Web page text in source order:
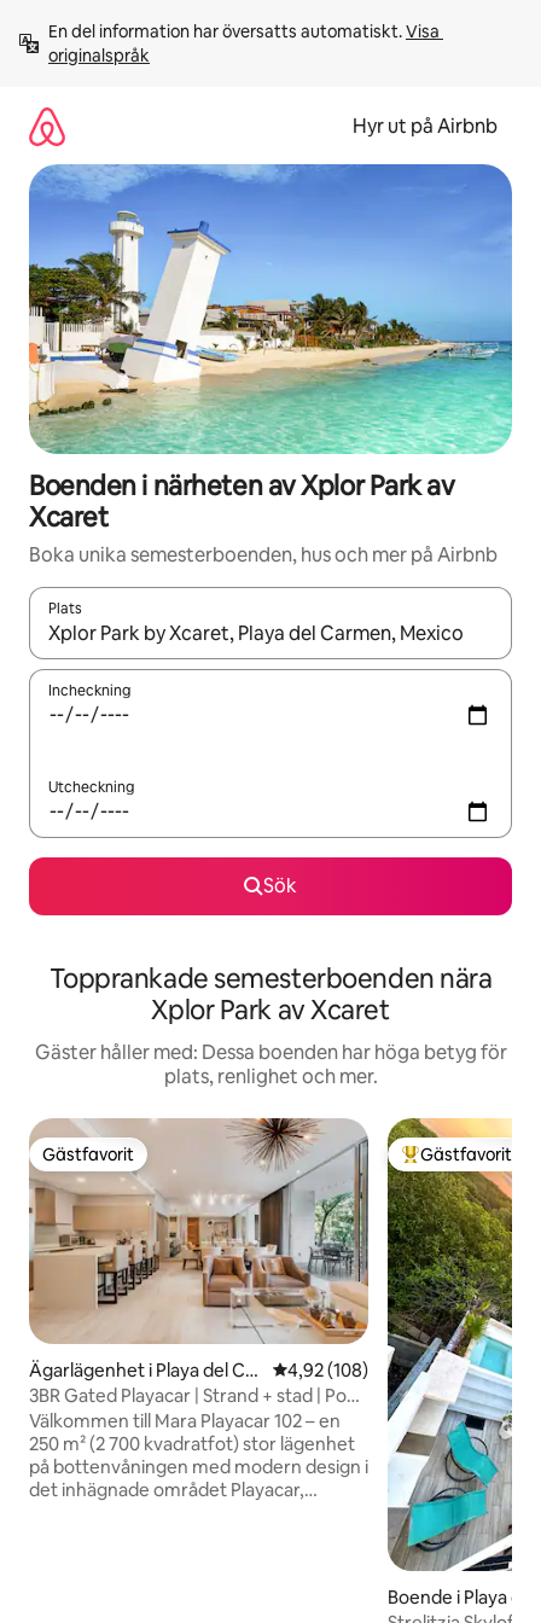
innehåll
En del information har översatts automatiskt. Visa
originalspråk
Hyr ut på Airbnb
Boenden i närheten av Xplor Park av
Xcaret
Boka unika semesterboenden, hus och mer på Airbnb
Plats
När resultaten är tillgängliga kan du navigera med upp- och
Incheckning
Utcheckning
Sök
Topprankade semesterboenden nära
Xplor Park av Xcaret
Gäster håller med: Dessa boenden har höga betyg för
plats, renlighet och mer.
Gästfavorit
Gästfavorit
Ägarlägenhet i Playa del Car
men
4,92 av 5 i genomsnittligt
4,92 (108)
3BR Gated Playacar | Strand + stad | Pool
+ gym
Välkommen till Mara Playacar 102 – en
250 m² (2 700 kvadratfot) stor lägenhet
på bottenvåningen med modern design i
det inhägnade området Playacar,
Populär
Gästfavorit
Boende i Playa